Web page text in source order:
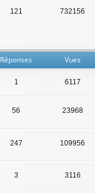
121 732156
Réponses Vues
1 6117
56 23968
247 109956
3 3116